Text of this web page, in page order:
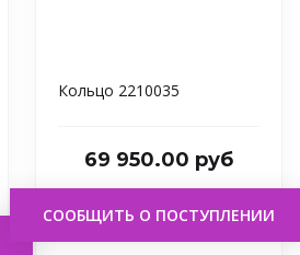
Кольцо 2210035
69 950.00 руб
СООБЩИТЬ О ПОСТУПЛЕНИИ